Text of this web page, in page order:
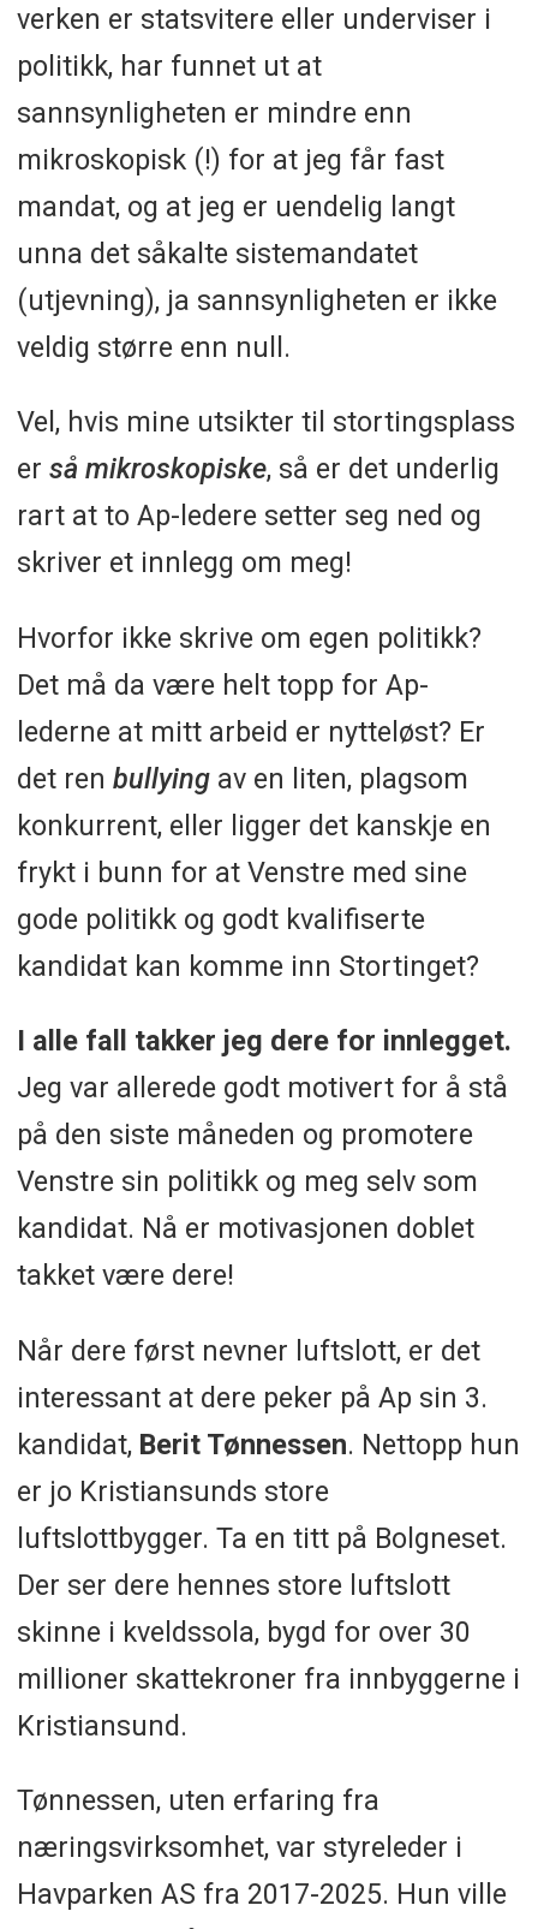
verken er statsvitere eller underviser i
politikk, har funnet ut at
sannsynligheten er mindre enn
mikroskopisk (!) for at jeg får fast
mandat, og at jeg er uendelig langt
unna det såkalte sistemandatet
(utjevning), ja sannsynligheten er ikke
veldig større enn null.
Vel, hvis mine utsikter til stortingsplass
er så mikroskopiske, så er det underlig
rart at to Ap-ledere setter seg ned og
skriver et innlegg om meg!
Hvorfor ikke skrive om egen politikk?
Det må da være helt topp for Ap-
lederne at mitt arbeid er nytteløst? Er
det ren bullyingav en liten, plagsom
konkurrent, eller ligger det kanskje en
frykt i bunn for at Venstre med sine
gode politikk og godt kvalifiserte
kandidat kan komme inn Stortinget?
I alle fall takker jeg dere for innlegget.
Jeg var allerede godt motivert for å stå
på den siste måneden og promotere
Venstre sin politikk og meg selv som
kandidat. Nå er motivasjonen doblet
takket være dere!
Når dere først nevner luftslott, er det
interessant at dere peker på Ap sin 3.
kandidat, Berit Tønnessen. Nettopp hun
er jo Kristiansunds store
luftslottbygger. Ta en titt på Bolgneset.
Der ser dere hennes store luftslott
skinne i kveldssola, bygd for over 30
millioner skattekroner fra innbyggerne i
Kristiansund.
Tønnessen, uten erfaring fra
næringsvirksomhet, var styreleder i
Havparken AS fra 2017-2025. Hun ville